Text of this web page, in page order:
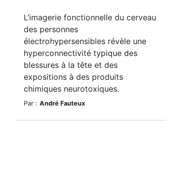
L’imagerie fonctionnelle du cerveau
des personnes
électrohypersensibles révèle une
hyperconnectivité typique des
blessures à la tête et des
expositions à des produits
chimiques neurotoxiques.
Par : André Fauteux